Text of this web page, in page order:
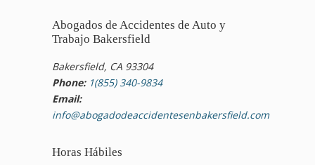
Abogados de Accidentes de Auto y
Trabajo Bakersfield
Bakersfield, CA 93304
Phone: 1(855) 340-9834
Email:
info@abogadodeaccidentesenbakersfield.com
Horas Hábiles